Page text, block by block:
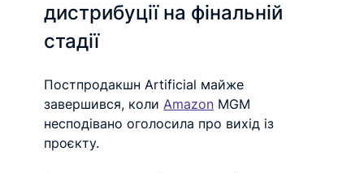
дистрибуції на фінальній
стадії
Постпродакшн Artificial майже
завершився, коли Amazon MGM
несподівано оголосила про вихід із
проєкту.